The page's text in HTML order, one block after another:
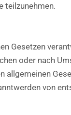
teilzunehmen.
Gesetzen
oder nach
von